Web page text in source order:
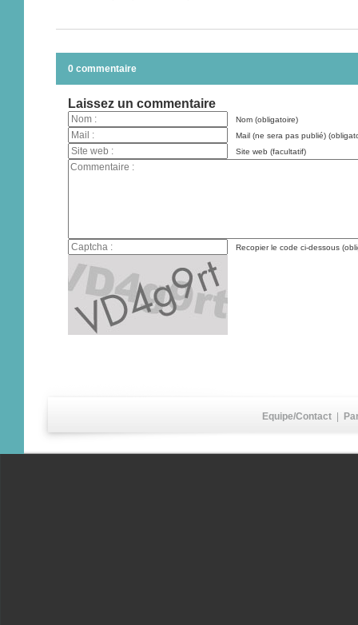
0 commentaire
Laissez un commentaire
Nom (obligatoire)
Mail (ne sera pas publié)
Site web (facultatif)
Recopier le code ci-dessous
Equipe/Contact